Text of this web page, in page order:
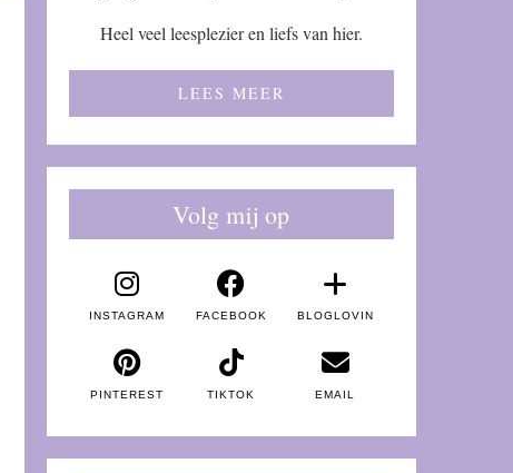
Heel veel leesplezier en liefs van hier.
LEES MEER
Volg mij op
INSTAGRAM FACEBOOK BLOGLOVIN
PINTEREST TIKTOK EMAIL